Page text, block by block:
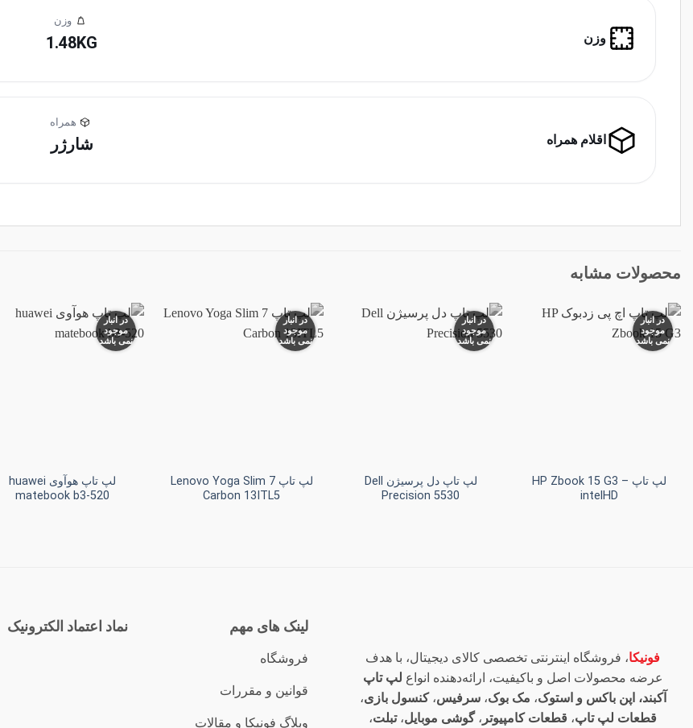
وزن
وزن
1.48KG
اقلام همراه
همراه
شارژر
محصولات مشابه
در انبار
موجود
نمی باشد
لپ تاپ HP Zbook 15 G3 –
intelHD
در انبار
موجود
نمی باشد
لپ تاپ دل پرسیژن Dell
Precision 5530
در انبار
موجود
نمی باشد
لپ تاپ Lenovo Yoga Slim 7
Carbon 13ITL5
در انبار
موجود
نمی باشد
لپ تاپ هوآوی huawei
matebook b3-520
فونیکا، فروشگاه اینترنتی تخصصی کالای دیجیتال، با هدف
عرضه محصولات اصل و باکیفیت، ارائه‌دهنده انواع لپ تاپ
آکبند، اپن باکس و استوک، مک بوک،سرفیس،کنسول بازی،
قطعات لپ تاپ، قطعات کامپیوتر ،گوشی موبایل،تبلت،
لینک های مهم
فروشگاه
قوانین و مقررات
وبلاگ فونیکا و مقالات
نماد اعتماد الکترونیک